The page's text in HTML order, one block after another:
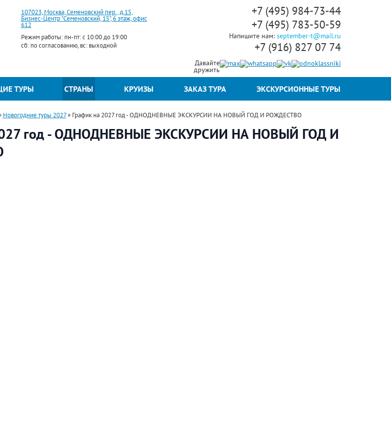
107023, Москва, Семеновский пер., д.15,
Бизнес-Центр "Семеновский, 15", 6 этаж, офис
612
Режим работы: пн-пт: с 10:00 до 19:00
сб: по согласованию, вс: выходной
+7 (495) 984-73-44
+7 (495) 783-50-59
Напишите нам: september-t@mail.ru
+7 (916) 827 07 74
Давайте
дружить
ТУРЫ СТРАНЫ КРУИЗЫ ЗАКАЗ ТУРА ЭКСКУРСИОННЫЕ ТУРЫ
Новогодние туры 2027» График на 2027 год - ОДНОДНЕВНЫЕ ЭКСКУРСИИ НА НОВЫЙ ГОД И РОЖДЕСТВО
год - ОДНОДНЕВНЫЕ ЭКСКУРСИИ НА НОВЫЙ ГОД И